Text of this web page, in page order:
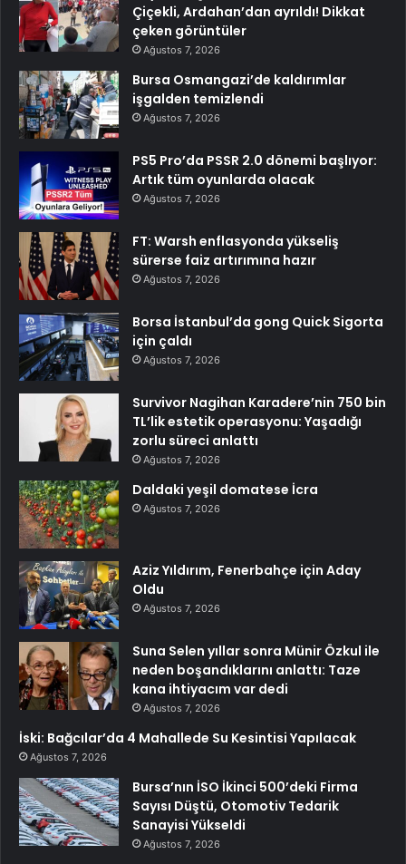
Çiçekli, Ardahan’dan ayrıldı! Dikkat
çeken görüntüler
Ağustos 7, 2026
Bursa Osmangazi’de kaldırımlar
işgalden temizlendi
Ağustos 7, 2026
PS5 Pro’da PSSR 2.0 dönemi başlıyor:
Artık tüm oyunlarda olacak
Ağustos 7, 2026
FT: Warsh enflasyonda yükseliş
sürerse faiz artırımına hazır
Ağustos 7, 2026
Borsa İstanbul’da gong Quick Sigorta
için çaldı
Ağustos 7, 2026
Survivor Nagihan Karadere’nin 750 bin
TL’lik estetik operasyonu: Yaşadığı
zorlu süreci anlattı
Ağustos 7, 2026
Daldaki yeşil domatese İcra
Ağustos 7, 2026
Aziz Yıldırım, Fenerbahçe için Aday
Oldu
Ağustos 7, 2026
Suna Selen yıllar sonra Münir Özkul ile
neden boşandıklarını anlattı: Taze
kana ihtiyacım var dedi
Ağustos 7, 2026
İski: Bağcılar’da 4 Mahallede Su Kesintisi Yapılacak
Ağustos 7, 2026
Bursa’nın İSO İkinci 500’deki Firma
Sayısı Düştü, Otomotiv Tedarik
Sanayisi Yükseldi
Ağustos 7, 2026